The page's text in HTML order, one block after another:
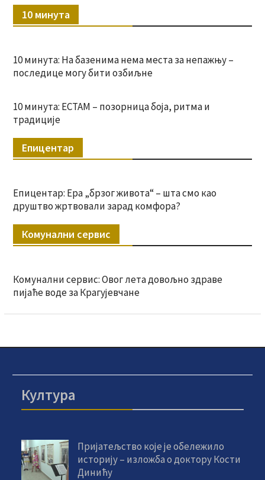
10 минута
10 минута: На базенима нема места за непажњу –
последице могу бити озбиљне
10 минута: ЕСТАМ – позорница боја, ритма и
традиције
Епицентар
Епицентар: Ера „брзог живота“ – шта смо као
друштво жртвовали зарад комфора?
Комунални сервис
Комунални сервис: Овог лета довољно здраве
пијаће воде за Крагујевчане
Култура
Пријатељство које је обележило
историју – изложба о доктору Кости
Динићу